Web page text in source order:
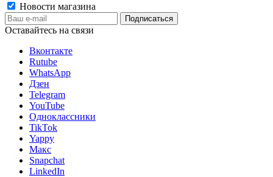
Новости магазина
Оставайтесь на связи
Вконтакте
Rutube
WhatsApp
Дзен
Telegram
YouTube
Одноклассники
TikTok
Yappy
Макс
Snapchat
LinkedIn